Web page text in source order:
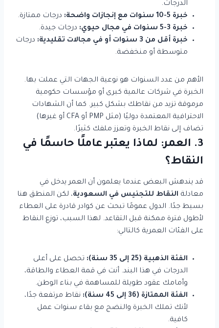
الدرجات.
خبرة 5-10 سنوات مع إنجازات واضحة:
درجات ممتازة.
خبرة 3-5 سنوات في مجال حيوي:
درجات جيدة.
خبرة أقل من 3 سنوات أو في مجالات تقليدية:
درجات
متوسطة أو منخفضة.
الأهم من عدد السنوات هو نوعية الجهات التي عملت بها.
الخبرة في شركات عالمية كبرى أو مؤسسات حكومية
مرموقة تزيد من نقاطك بشكل كبير. كما أن الشهادات
الاحترافية المعتمدة دوليًا (مثل PMP أو CFA أو غيرها)
تضاف إلى نقاط الخبرة وتعزز ملفك كثيرًا.
3. العمر: لماذا يعتبر عاملًا حاسمًا في
النقاط؟
قد يندهش البعض عندما يعلمون أن العمر يدخل في
معادلة النقاط للتجنيس في السعودية، لكن المنطق هنا
بسيط جدًا. الدول عمومًا تبحث عن كوادر قادرة على العطاء
لأطول فترة ممكنة قبل التقاعد. لهذا السبب، توزع النقاط
على الفئات العمرية كالتالي:
الفئة الذهبية (25 إلى 35 سنة):
تحصل على أعلى
الدرجات في هذا البند. أنت في قمة العطاء والطاقة،
وأمامك عقود طويلة للمساهمة في بناء الوطن.
الفئة الممتازة (36 إلى 45 سنة):
نقاط مرتفعة جدًا،
لأنك تملك الخبرة والنضج مع بقاء سنوات عمل
كافية.